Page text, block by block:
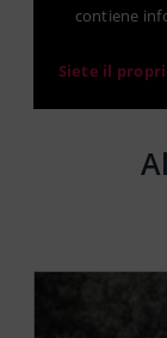
contiene
Siete il